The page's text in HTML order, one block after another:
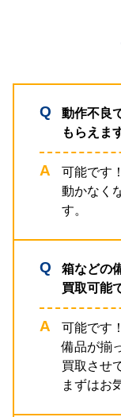
動作不良
もらえま
可能です！
動かなく
す。
箱などの
買取可能
可能です！
備品が揃
買取させ
まずはお